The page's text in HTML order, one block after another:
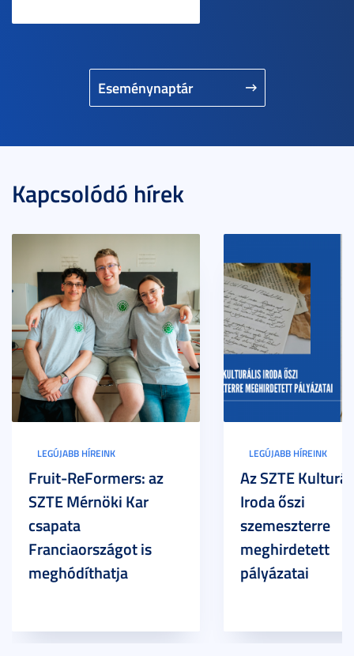
Eseménynaptár
Kapcsolódó hírek
LEGÚJABB HÍREINK
Fruit-ReFormers: az
SZTE Mérnöki Kar
csapata
Franciaországot is
meghódíthatja
LEGÚJABB HÍREINK
Az SZTE
Iroda őszi
szemeszterre
meghirdetett
pályázatai